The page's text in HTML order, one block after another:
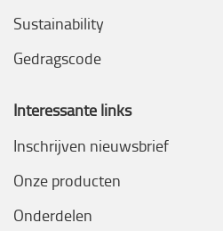
Sustainability
Gedragscode
Interessante links
Inschrijven nieuwsbrief
Onze producten
Onderdelen